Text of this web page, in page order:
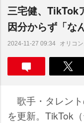
三宅健、TikTok
因分からず「な
2024-11-27 09:34 オリコ
歌手・タレン
を更新。TikTok